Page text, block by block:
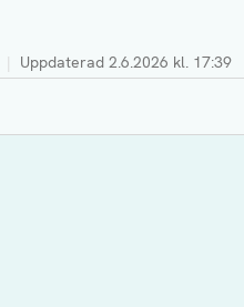
Uppdaterad 2.6.2026 kl. 17:39